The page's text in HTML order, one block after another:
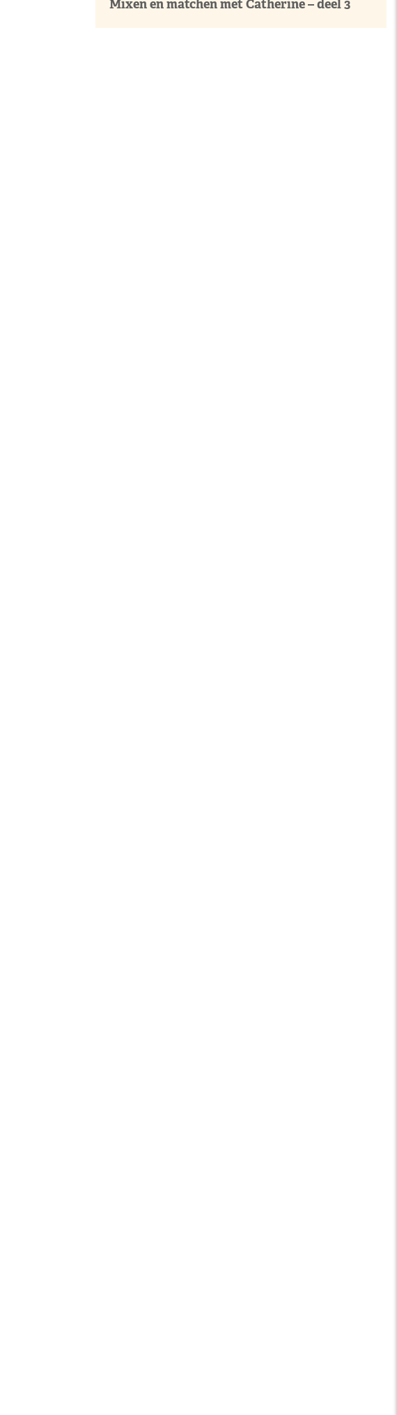
Mixen en matchen met Catherine – deel 3